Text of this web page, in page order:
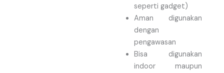
seperti gadget)
Aman digunakan
dengan
pengawasan
Bisa digunakan
indoor maupun